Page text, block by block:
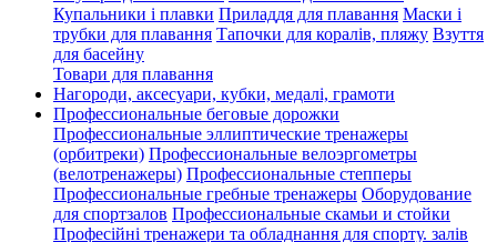
Купальники і плавки Приладдя для плавання Маски і
трубки для плавання Тапочки для коралів, пляжу Взуття
для басейну
Товари для плавання
Нагороди, аксесуари, кубки, медалі, грамоти
Профессиональные беговые дорожки
Профессиональные эллиптические тренажеры
(орбитреки) Профессиональные велоэргометры
(велотренажеры) Профессиональные cтепперы
Профессиональные гребные тренажеры Оборудование
для спортзалов Профессиональные скамьи и стойки
Професійні тренажери та обладнання для спорту. залів